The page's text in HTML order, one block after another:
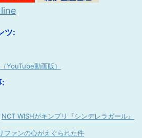
ツ:
YouTube動画版）
:
NCT WISHがキンプリ『シンデレラガール』
ファンの心がえぐられた件